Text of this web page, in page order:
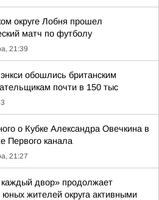
округе Лобня прошел
матч по футболу
21:39
обошлись британским
почти в 150 тыс
о Кубке Александра Овечкина в
Первого канала
21:27
двор» продолжает
юных жителей округа активными